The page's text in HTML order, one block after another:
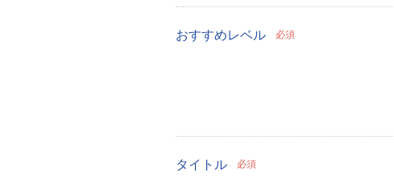
おすすめレベル 必須
タイトル 必須